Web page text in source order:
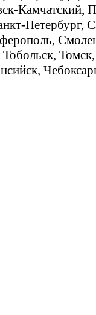
Камчатский,
Петербург,